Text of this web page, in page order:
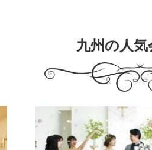
九州の人気